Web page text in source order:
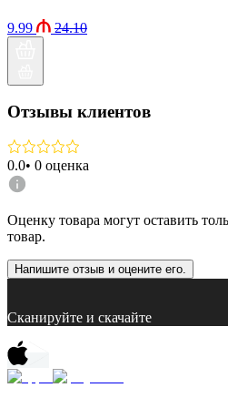
9.99 24.10
Отзывы клиентов
0.0• 0 оценка
Оценку товара могут оставить
товар.
Напишите отзыв и оцените его.
Сканируйте и скачайте